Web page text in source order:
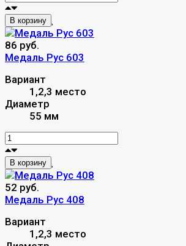
В корзину
86 руб.
Медаль Рус 603
Вариант
1,2,3 место
Диаметр
55 мм
В корзину
52 руб.
Медаль Рус 408
Вариант
1,2,3 место